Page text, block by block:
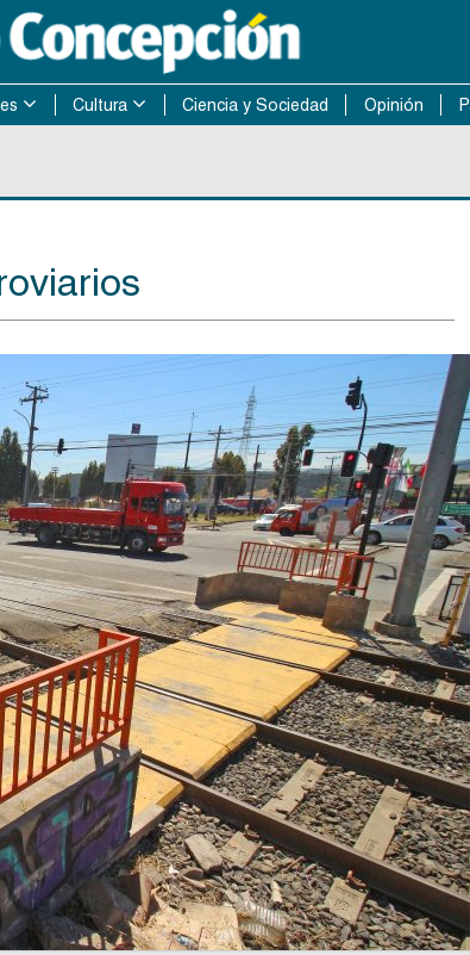
Cultura Ciencia y Sociedad Opinión